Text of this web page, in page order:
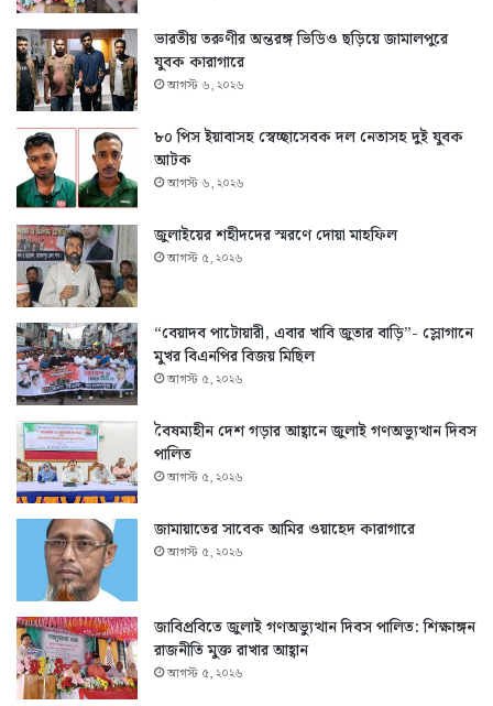
ভারতীয় তরুণীর অন্তরঙ্গ ভিডিও ছড়িয়ে জামালপুরে
যুবক কারাগারে
আগস্ট ৬, ২০২৬
৮০ পিস ইয়াবাসহ স্বেচ্ছাসেবক দল নেতাসহ দুই যুবক
আটক
আগস্ট ৬, ২০২৬
জুলাইয়ের শহীদদের স্মরণে দোয়া মাহফিল
আগস্ট ৫, ২০২৬
“বেয়াদব পাটোয়ারী, এবার খাবি জুতার বাড়ি”- স্লোগানে
মুখর বিএনপির বিজয় মিছিল
আগস্ট ৫, ২০২৬
বৈষম্যহীন দেশ গড়ার আহ্বানে জুলাই গণঅভ্যুত্থান দিবস
পালিত
আগস্ট ৫, ২০২৬
জামায়াতের সাবেক আমির ওয়াহেদ কারাগারে
আগস্ট ৫, ২০২৬
জাবিপ্রবিতে জুলাই গণঅভ্যুত্থান দিবস পালিত: শিক্ষাঙ্গন
রাজনীতি মুক্ত রাখার আহ্বান
আগস্ট ৫, ২০২৬